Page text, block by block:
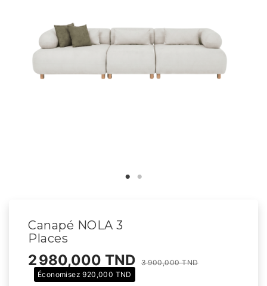
Canapé NOLA 3
Places
2 980,000 TND
3 900,000 TND
Économisez 920,000 TND